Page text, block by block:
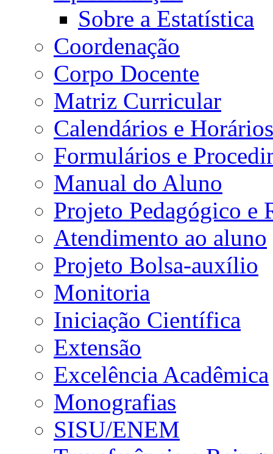
Sobre a Estatística
Coordenação
Corpo Docente
Matriz Curricular
Calendários e Horários
Formulários e
Manual do Aluno
Projeto Pedagógico e
Atendimento ao aluno
Projeto Bolsa-auxílio
Monitoria
Iniciação Científica
Extensão
Excelência Acadêmica
Monografias
SISU/ENEM